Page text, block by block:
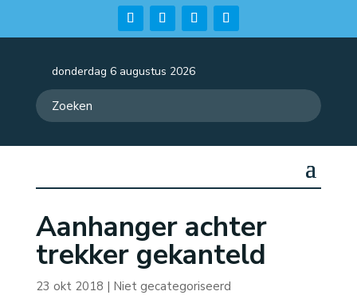
donderdag 6 augustus 2026
Aanhanger achter
trekker gekanteld
23 okt 2018 | Niet gecategoriseerd